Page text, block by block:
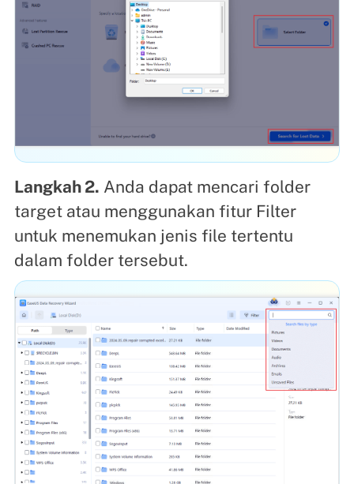
Langkah 2. Anda dapat mencari folder
target atau menggunakan fitur Filter
untuk menemukan jenis file tertentu
dalam folder tersebut.